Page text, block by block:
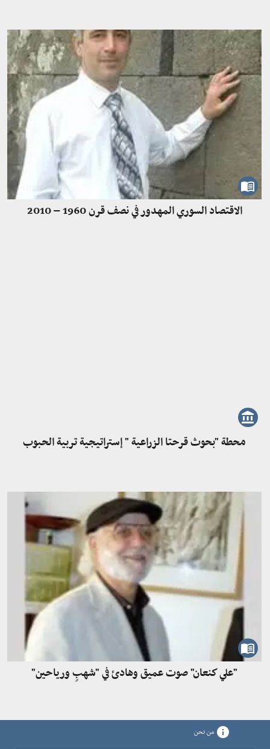
الاقتصاد السوري المهدور في نصف قرن 1960 – 2010
محطة "بحوث قرحتا الزراعية " إستراتيجية تربية الحبوب
"علي كنعان" صوت عميق وهادئ في "شهبٍ ورياحين"
من نحن